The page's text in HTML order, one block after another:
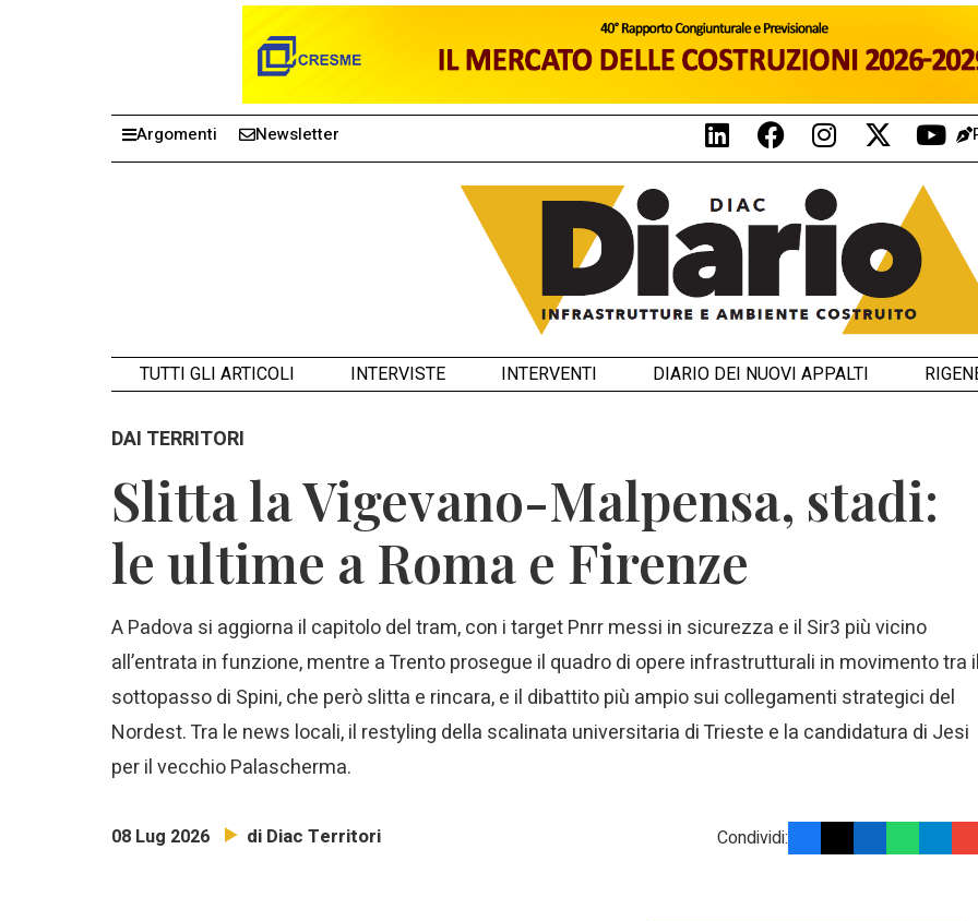
Argomenti Newsletter
TUTTI GLI ARTICOLI INTERVISTE INTERVENTI DIARIO DEI NUOVI APPALTI
DAI TERRITORI
Slitta la Vigevano-Malpensa, stadi:
le ultime a Roma e Firenze
A Padova si aggiorna il capitolo del tram, con i target Pnrr messi in sicurezza e il Sir3 più vicino
all’entrata in funzione, mentre a Trento prosegue il quadro di opere infrastrutturali in movimento tra
sottopasso di Spini, che però slitta e rincara, e il dibattito più ampio sui collegamenti strategici del
Nordest. Tra le news locali, il restyling della scalinata universitaria di Trieste e la candidatura di Jesi
per il vecchio Palascherma.
08 Lug 2026 di Diac Territori Condividi: